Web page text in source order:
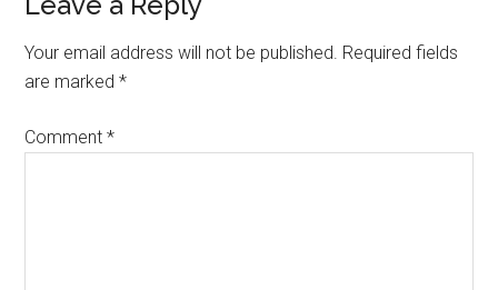
Reader
Interactions
Your email address will not be published. Required fields
are marked*
Comment*